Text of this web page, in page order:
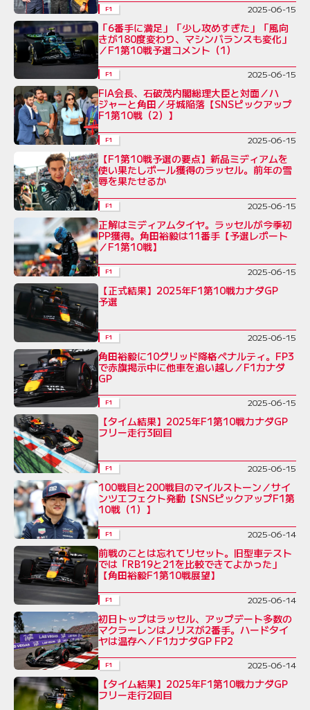
F1 2025-06-15
「6番手に満足」「少し攻めすぎた」「風向
きが180度変わり、マシンバランスも変化」
／F1第10戦予選コメント（1）
F1 2025-06-15
FIA会長、石破茂内閣総理大臣と対面／ハ
ジャーと角田／牙城陥落【SNSピックアップ
F1第10戦（2）】
F1 2025-06-15
【F1第10戦予選の要点】新品ミディアムを
使い果たしポール獲得のラッセル。前年の雪
辱を果たせるか
F1 2025-06-15
正解はミディアムタイヤ。ラッセルが今季初
PP獲得。角田裕毅は11番手【予選レポート
／F1第10戦】
F1 2025-06-15
【正式結果】2025年F1第10戦カナダGP
予選
F1 2025-06-15
角田裕毅に10グリッド降格ペナルティ。FP3
で赤旗掲示中に他車を追い越し／F1カナダ
GP
F1 2025-06-15
【タイム結果】2025年F1第10戦カナダGP
フリー走行3回目
F1 2025-06-15
100戦目と200戦目のマイルストーン／サイ
ンツエフェクト発動【SNSピックアップF1第
10戦（1）】
F1 2025-06-14
前戦のことは忘れてリセット。旧型車テスト
では「RB19と21を比較できてよかった」
【角田裕毅F1第10戦展望】
F1 2025-06-14
初日トップはラッセル、アップデート多数の
マクラーレンはノリスが2番手。ハードタイ
ヤは温存へ／F1カナダGP FP2
F1 2025-06-14
【タイム結果】2025年F1第10戦カナダGP
フリー走行2回目